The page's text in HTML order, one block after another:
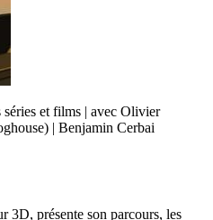
et films | avec Olivier
| Benjamin Cerbai
3D, présente son parcours, les